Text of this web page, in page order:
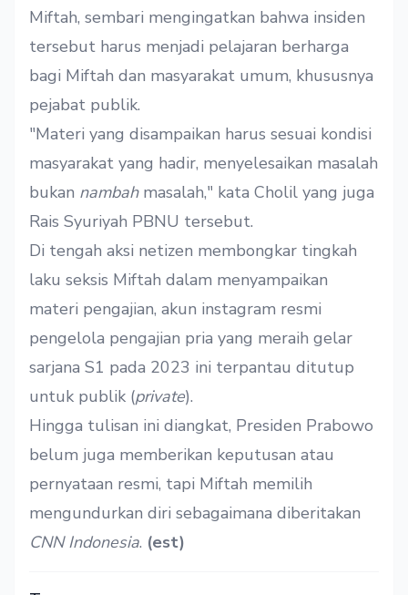
Miftah, sembari mengingatkan bahwa insiden
tersebut harus menjadi pelajaran berharga
bagi Miftah dan masyarakat umum, khususnya
pejabat publik.
"Materi yang disampaikan harus sesuai kondisi
masyarakat yang hadir, menyelesaikan masalah
bukan nambahmasalah," kata Cholil yang juga
Rais Syuriyah PBNU tersebut.
Di tengah aksi netizen membongkar tingkah
laku seksis Miftah dalam menyampaikan
materi pengajian, akun instagram resmi
pengelola pengajian pria yang meraih gelar
sarjana S1 pada 2023 ini terpantau ditutup
untuk publik (private).
Hingga tulisan ini diangkat, Presiden Prabowo
belum juga memberikan keputusan atau
pernyataan resmi, tapi Miftah memilih
mengundurkan diri sebagaimana diberitakan
CNN Indonesia. (est)